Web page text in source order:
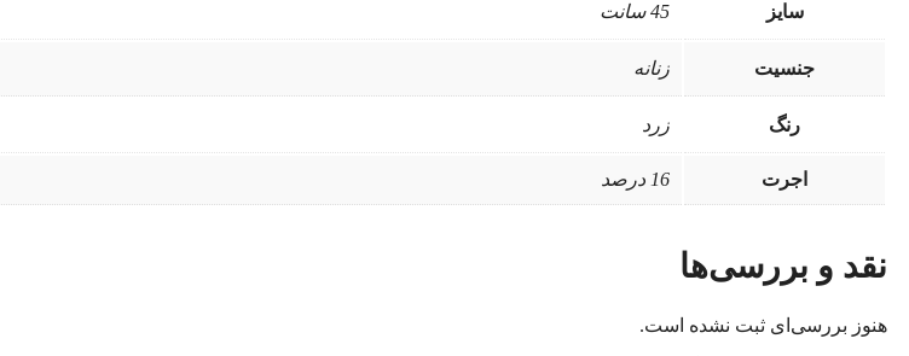
سایز 45 سانت
جنسیت زنانه
رنگ زرد
اجرت 16 درصد
نقد و بررسی‌ها
هنوز بررسی‌ای ثبت نشده است.